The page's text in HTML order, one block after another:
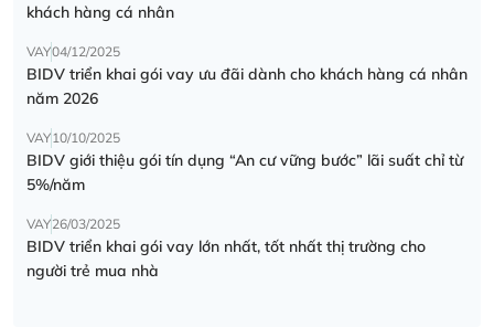
khách hàng cá nhân
VAY04/12/2025
BIDV triển khai gói vay ưu đãi dành cho khách hàng cá nhân
năm 2026
VAY10/10/2025
BIDV giới thiệu gói tín dụng “An cư vững bước” lãi suất chỉ từ
5%/năm
VAY26/03/2025
BIDV triển khai gói vay lớn nhất, tốt nhất thị trường cho
người trẻ mua nhà